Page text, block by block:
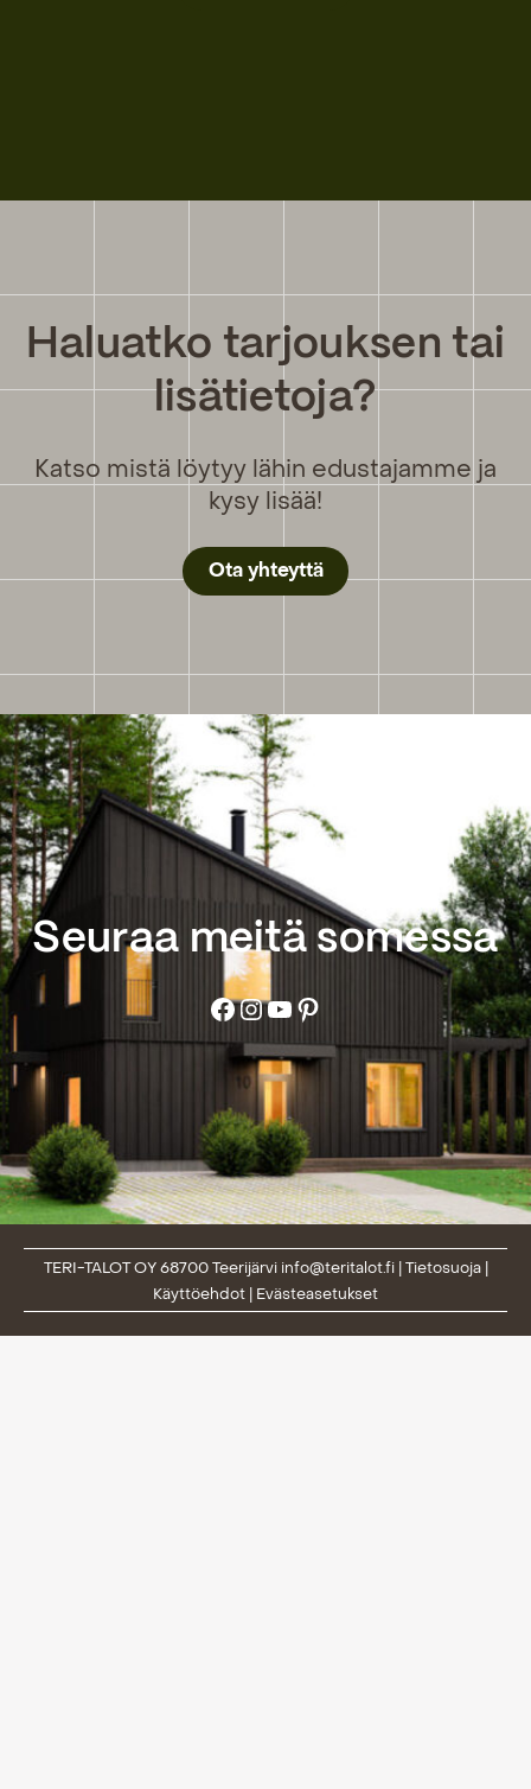
Haluatko tarjouksen tai
lisätietoja?
Katso mistä löytyy lähin edustajamme ja
kysy lisää!
Ota yhteyttä
Seuraa meitä somessa
Facebook
Instagram
YouTube
Pinterest
TERI-TALOT OY 68700 Teerijärvi info@teritalot.fi| Tietosuoja|
Käyttöehdot
Evästeasetukset